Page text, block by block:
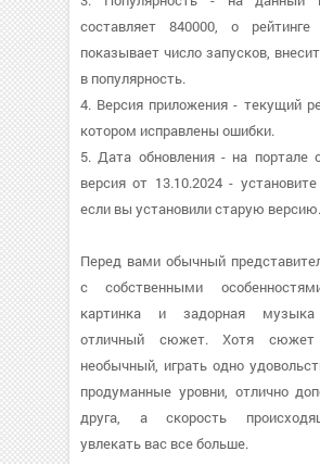
составляет 840000, о
показывает число запусков,
в популярность.
4. Версия приложения - текущий
котором исправлены ошибки.
5. Дата обновления - на портале
версия от 13.10.2024 -
если вы установили старую версию.
Перед вами обычный
с собственными
картинка и задорная
отличный сюжет. Хотя сюжет
необычный, играть одно
продуманные уровни, отлично
друга, а скорость
увлекать вас все больше.